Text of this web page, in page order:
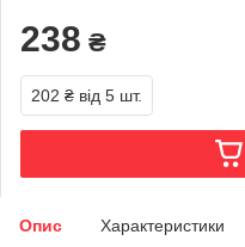
238 ₴
202 ₴ від 5 шт.
Опис Характеристики